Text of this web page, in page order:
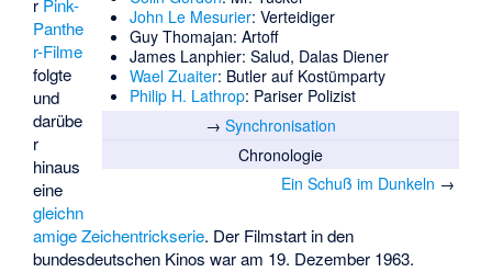
John Le Mesurier: Verteidiger
Guy Thomajan: Artoff
James Lanphier: Salud, Dalas Diener
Wael Zuaiter: Butler auf Kostümparty
Philip H. Lathrop: Pariser Polizist
→ Synchronisation
Chronologie
Ein Schuß im Dunkeln →
r Pink-
Panthe
r-Filme
folgte
und
darübe
r
hinaus
eine
gleichn
amige Zeichentrickserie. Der Filmstart in den
bundesdeutschen Kinos war am 19. Dezember 1963.